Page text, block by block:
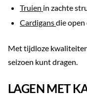
Truien in zachte
Cardigansdie open
Met tijdloze
seizoen kunt dragen.
LAGEN MET